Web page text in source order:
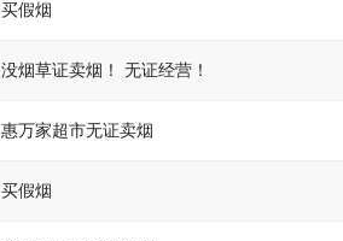
买假烟
没烟草证卖烟！ 无证经营！
惠万家超市无证卖烟
买假烟